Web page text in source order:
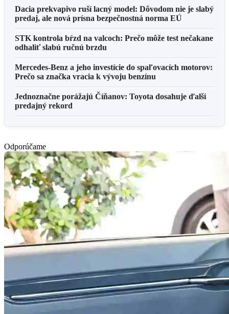
Dacia prekvapivo ruší lacný model: Dôvodom nie je slabý
predaj, ale nová prísna bezpečnostná norma EÚ
STK kontrola bŕzd na valcoch: Prečo môže test nečakane
odhaliť slabú ručnú brzdu
Mercedes-Benz a jeho investície do spaľovacích motorov:
Prečo sa značka vracia k vývoju benzínu
Jednoznačne porážajú Číňanov: Toyota dosahuje ďalší
predajný rekord
Odporúčame